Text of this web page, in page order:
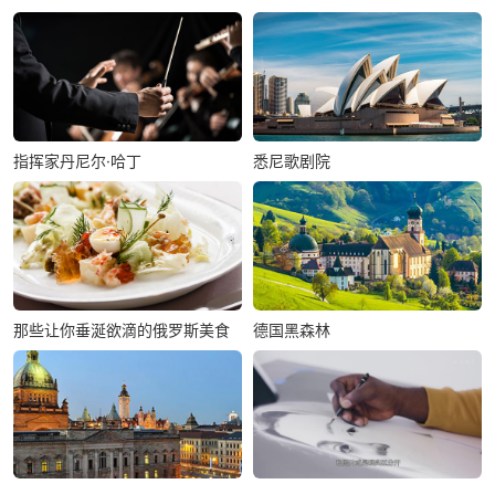
指挥家丹尼尔·哈丁 悉尼歌剧院
那些让你垂涎欲滴的俄罗斯美食 德国黑森林